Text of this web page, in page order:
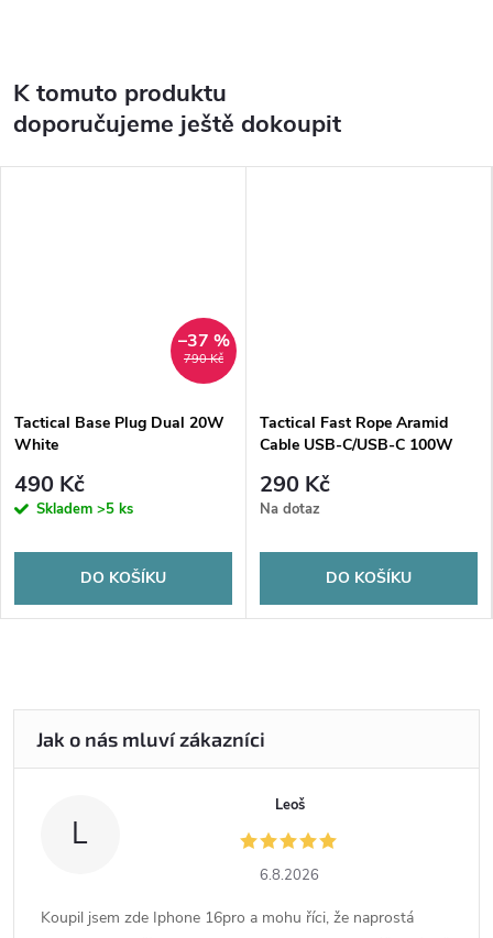
K tomuto produktu
doporučujeme ještě dokoupit
790 Kč
–37 %
Tactical Base Plug Dual 20W
White
490 Kč
Skladem >5 ks
DO KOŠÍKU
Tactical Fast Rope Aramid
Cable USB-C/USB-C 100W
290 Kč
Na dotaz
DO KOŠÍKU
L
Leoš
6.8.2026
Koupil jsem zde Iphone 16pro a mohu říci, že naprostá